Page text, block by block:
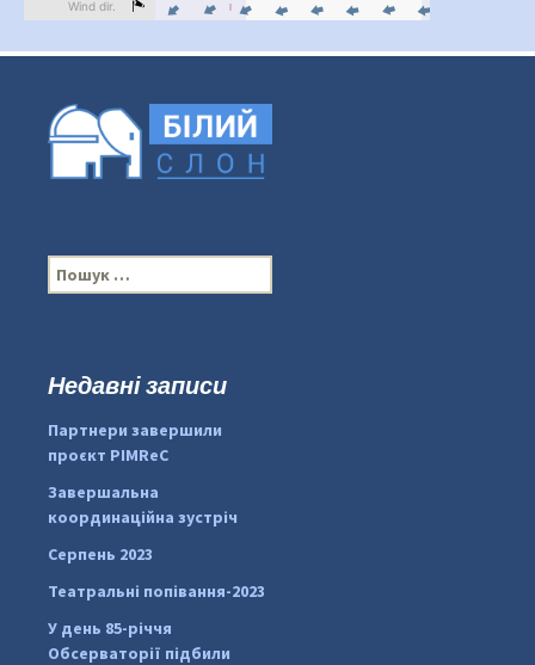
П
о
:Недавні записи
Партнери завершили
проєкт PIMReC
Завершальна
координаційна зустріч
Серпень 2023
Театральні попівання-2023
У день 85-річчя
Обсерваторії підбили